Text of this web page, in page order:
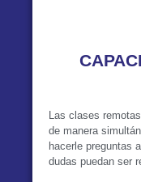
Las clases
de manera
hacerle preguntas
dudas puedan ser